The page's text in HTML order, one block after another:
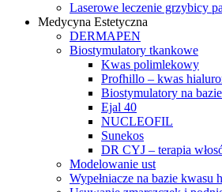
Laserowe leczenie grzybicy
Medycyna Estetyczna
DERMAPEN
Biostymulatory tkankowe
Kwas polimlekowy
Profhillo – kwas
Biostymulatory na
Ejal 40
NUCLEOFIL
Sunekos
DR CYJ – terapia
Modelowanie ust
Wypełniacze na bazie kwasu